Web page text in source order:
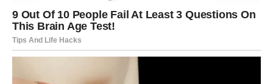
mnoge znakove. Ljubav, novac i sudbinski susreti biće
glavne teme ovog perioda.
Posebno se izdvajaju Ribe, Strijelac i Vaga, kojima
zvijezde donose najviše sreće, ljubavnih dešavanja i